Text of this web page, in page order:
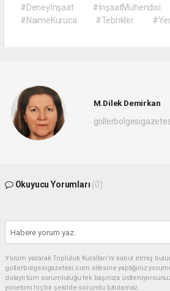
#Deneyİnşaat
#İnşaatMühendisi
#NaimeKuruca
#Tebrikler
M.Dilek Demirkan
Okuyucu Yorumları (0)
Yorum yazarak Topluluk Kuralları’nı kabul etmiş
gollerbolgesigazetesi.com sitesine yaptığınız
dolaylı tüm sorumluluğu tek başınıza
yönetimi hiçbir şekilde sorumlu tutulamaz.